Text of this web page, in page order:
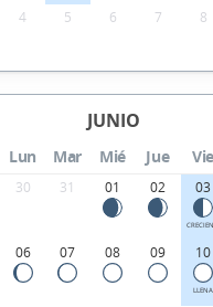
4 5 6 7 8
JUNIO
Lun Mar Mié Jue Vie
30 31 01 02 03
06 07 08 09 10
LLENA